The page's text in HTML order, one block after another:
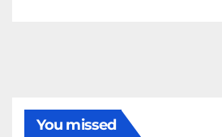
You missed